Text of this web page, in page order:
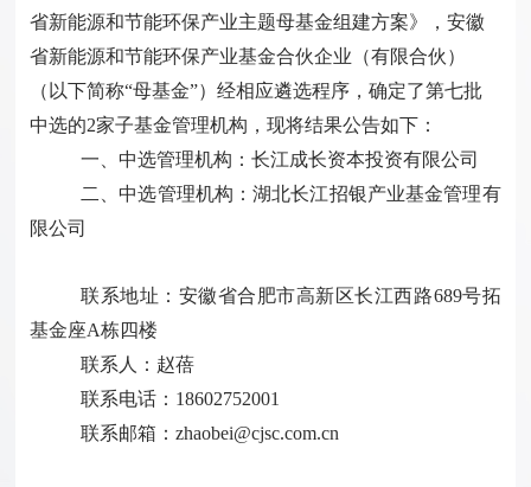
省新能源和节能环保产业主题母基金组建方案》，安徽
省新能源和节能环保产业基金合伙企业（有限合伙）
（以下简称“母基金”）经相应遴选程序，确定了第七批
中选的2家子基金管理机构，现将结果公告如下：
一、中选管理机构：长江成长资本投资有限公司
二、中选管理机构：湖北长江招银产业基金管理有
限公司
联系地址：安徽省合肥市高新区长江西路689号拓
基金座A栋四楼
联系人：赵蓓
联系电话：18602752001
联系邮箱：zhaobei@cjsc.com.cn